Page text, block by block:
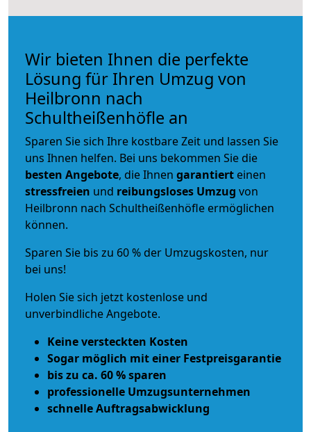
Wir bieten Ihnen die perfekte
Lösung für Ihren Umzug von
Heilbronn nach
Schultheißenhöfle an
Sparen Sie sich Ihre kostbare Zeit und lassen Sie
uns Ihnen helfen. Bei uns bekommen Sie die
besten Angebote, die Ihnen garantiert einen
stressfreien und reibungsloses Umzug von
Heilbronn nach Schultheißenhöfle ermöglichen
können.
Sparen Sie bis zu 60 % der Umzugskosten, nur
bei uns!
Holen Sie sich jetzt kostenlose und
unverbindliche Angebote.
Keine versteckten Kosten
Sogar möglich mit einer Festpreisgarantie
bis zu ca. 60 % sparen
professionelle Umzugsunternehmen
schnelle Auftragsabwicklung